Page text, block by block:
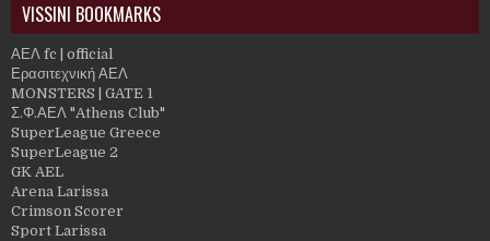
VISSINI BOOKMARKS
ΑΕΛ fc | official
Ερασιτεχνική ΑΕΛ
MONSTERS | GATE 1
Σ.Φ.ΑΕΛ "Athens Club"
SuperLeague Greece
SuperLeague 2
GK AEL
Arena Larissa
Crimson Scorer
Sport Larissa